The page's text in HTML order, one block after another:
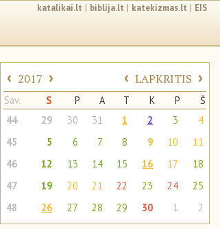
katalikai.lt | biblija.lt | katekizmas.lt | EIS
‹ 2017 › ‹ LAPKRITIS ›
Sav. S P A T K P
Š
44
29 30 31 1 2 3
4
45
5 6 7 8 9 10
11
46
12 13 14 15 16 17
18
47
19 20 21 22 23 24
25
48
26 27 28 29 30 1 2